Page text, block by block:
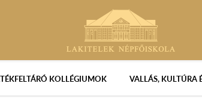
KOLLÉGIUMOK VALLÁS, KULTÚRA